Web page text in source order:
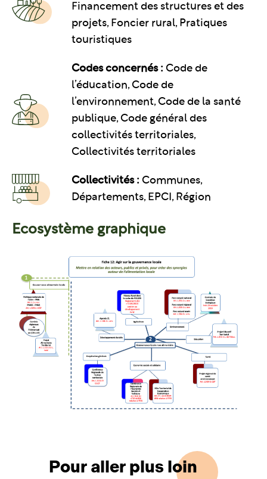
Financement des structures et des
projets, Foncier rural, Pratiques
touristiques
Codes concernés : Code de
l’éducation, Code de
l’environnement, Code de la santé
publique, Code général des
collectivités territoriales,
Collectivités territoriales
Collectivités : Communes,
Départements, EPCI, Région
Ecosystème graphique
Pour aller plus loin